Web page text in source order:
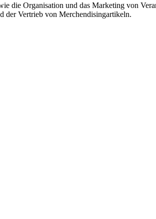
die Organisation und das Marketing von
der Vertrieb von Merchendisingartikeln.